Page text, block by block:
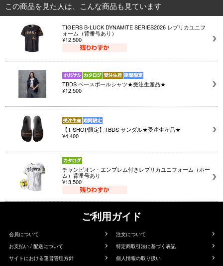
この商品を見た人は、こんな商品も見ています
TIGERS B-LUCK DYNAMITE SERIES2026 レプリカユニフ
ォーム（背番号あり）
¥12,500
TBDS ベースボールシャツ★受注生産品★
¥12,500
【T-SHOP限定】TBDS サンダル★受注生産品★
¥4,400
チャンピオン・エンブレム付きレプリカユニフォーム（ホー
ム）背番号あり
¥13,500
ご利用ガイド
会員について
注文について
お支払い / 配送について
特定商取引法に基づく表記
サイトにおける運営管理方針
個人情報の取り扱い